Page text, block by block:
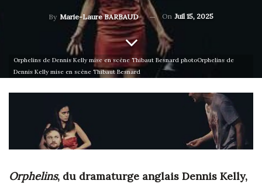
By Marie-Laure BARBAUD On Juil 15, 2025
Orphelins de Dennis Kelly mise en scène Thibaut Besnard photoOrphelins de
Dennis Kelly mise en scène Thibaut Besnard
Orphelins, du dramaturge anglais Dennis Kelly,